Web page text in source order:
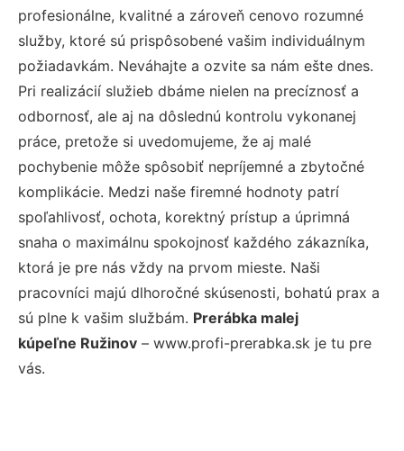
profesionálne, kvalitné a zároveň cenovo rozumné
služby, ktoré sú prispôsobené vašim individuálnym
požiadavkám. Neváhajte a ozvite sa nám ešte dnes.
Pri realizácií služieb dbáme nielen na precíznosť a
odbornosť, ale aj na dôslednú kontrolu vykonanej
práce, pretože si uvedomujeme, že aj malé
pochybenie môže spôsobiť nepríjemné a zbytočné
komplikácie. Medzi naše firemné hodnoty patrí
spoľahlivosť, ochota, korektný prístup a úprimná
snaha o maximálnu spokojnosť každého zákazníka,
ktorá je pre nás vždy na prvom mieste. Naši
pracovníci majú dlhoročné skúsenosti, bohatú prax a
sú plne k vašim službám. Prerábka malej
kúpeľne Ružinov – www.profi-prerabka.sk je tu pre
vás.